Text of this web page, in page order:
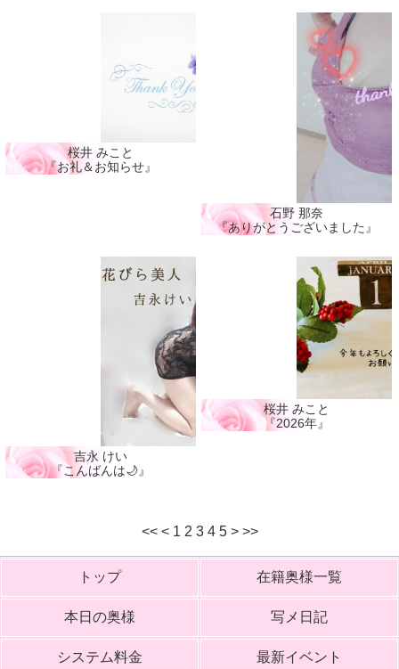
桜井 みこと
『お礼＆お知らせ』
石野 那奈
『ありがとうございました』
吉永 けい
『こんばんは🌙』
桜井 みこと
『2026年』
<< < 1 2 3 4 5 > >>
トップ 在籍奥様一覧
本日の奥様 写メ日記
システム料金 最新イベント